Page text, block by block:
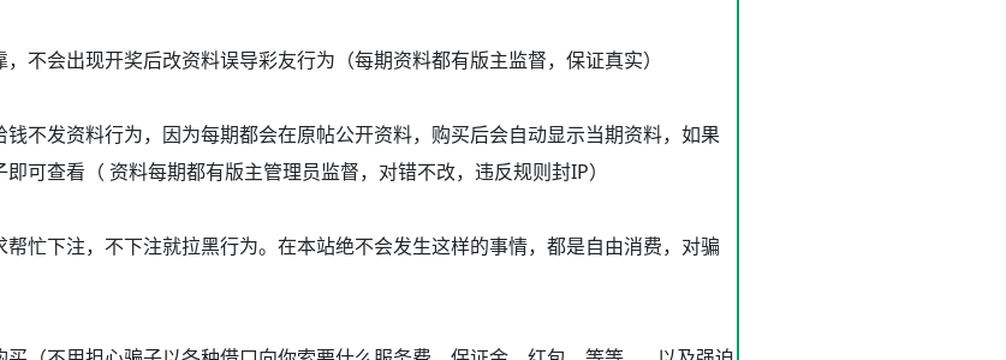
不会出现开奖后改资料误导彩友行为（每期资料都有版主监督，保证真实）
不发资料行为，因为每期都会在原帖公开资料，购买后会自动显示当期资料，如果
可查看（ 资料每期都有版主管理员监督，对错不改，违反规则封IP）
忙下注，不下注就拉黑行为。在本站绝不会发生这样的事情，都是自由消费，对骗